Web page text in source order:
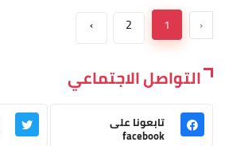
‹
1
2
›
التواصل الاجتماعي
تابعونا على
facebook